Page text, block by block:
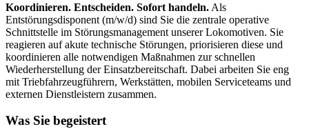
Koordinieren. Entscheiden. Sofort handeln. Als
Entstörungsdisponent (m/w/d) sind Sie die zentrale operative
Schnittstelle im Störungsmanagement unserer Lokomotiven. Sie
reagieren auf akute technische Störungen, priorisieren diese und
koordinieren alle notwendigen Maßnahmen zur schnellen
Wiederherstellung der Einsatzbereitschaft. Dabei arbeiten Sie eng
mit Triebfahrzeugführern, Werkstätten, mobilen Serviceteams und
externen Dienstleistern zusammen.
Was Sie begeistert